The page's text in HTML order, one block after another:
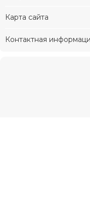
Карта сайта
Контактная